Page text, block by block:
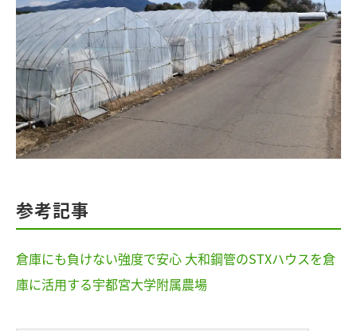
参考記事
倉庫にも負けない強度で安心 大和鋼管のSTXハウスを倉
庫に活用する宇都宮大学附属農場